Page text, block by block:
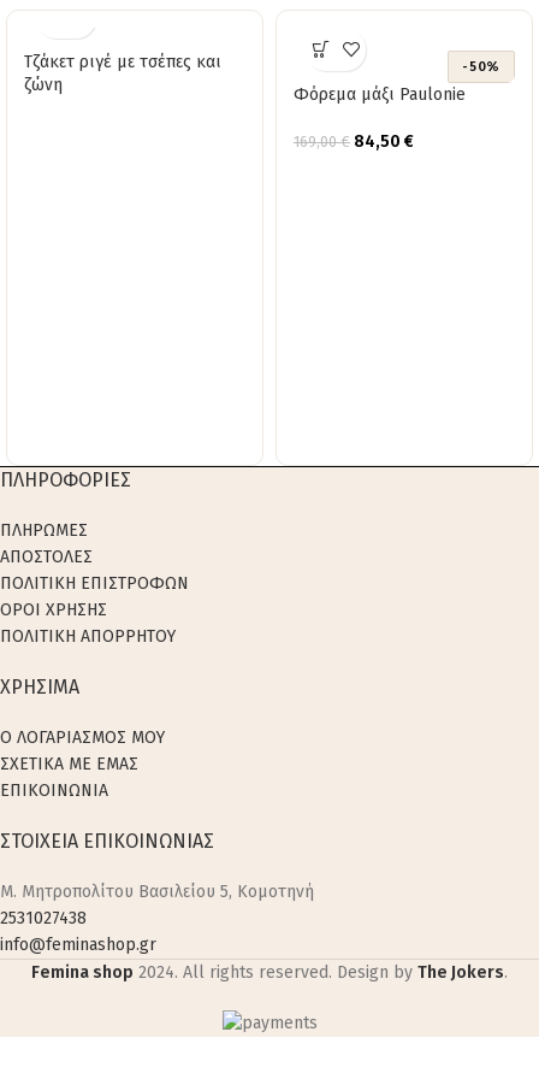
Τζάκετ ριγέ με τσέπες και
ζώνη
-50%
Φόρεμα μάξι Paulonie
169,00€ 84,50 €
ΠΛΗΡΟΦΟΡΙΕΣ
ΠΛΗΡΩΜΕΣ
ΑΠΟΣΤΟΛΕΣ
ΠΟΛΙΤΙΚΗ ΕΠΙΣΤΡΟΦΩΝ
ΟΡΟΙ ΧΡΗΣΗΣ
ΠΟΛΙΤΙΚΗ ΑΠΟΡΡΗΤΟΥ
ΧΡΗΣΙΜΑ
Ο ΛΟΓΑΡΙΑΣΜΟΣ ΜΟΥ
ΣΧΕΤΙΚΑ ΜΕ ΕΜΑΣ
ΕΠΙΚΟΙΝΩΝΙΑ
ΣΤΟΙΧΕΙΑ ΕΠΙΚΟΙΝΩΝΙΑΣ
M. Μητροπολίτου Βασιλείου 5, Κομοτηνή
2531027438
info@feminashop.gr
Femina shop 2024. All rights reserved. Design by The Jokers.